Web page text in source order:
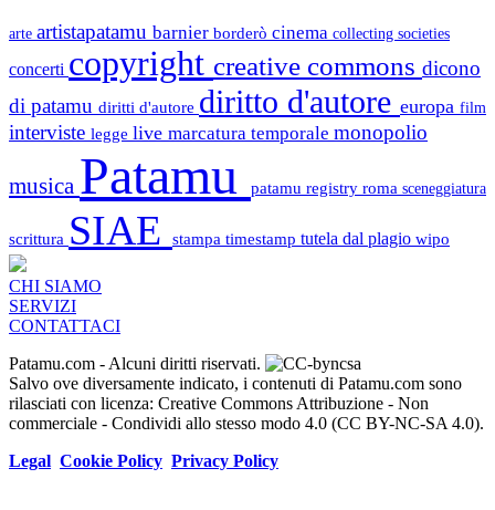
arte artistapatamu barnier borderò cinema collecting societies
concerti copyright creative commons dicono
di patamu diritti d'autore diritto d'autore europa film
interviste legge live marcatura temporale monopolio
musica Patamu patamu registry roma sceneggiatura
scrittura SIAE stampa timestamp tutela dal plagio wipo
CHI SIAMO
SERVIZI
CONTATTACI
Patamu.com - Alcuni diritti riservati.
Salvo ove diversamente indicato, i contenuti di Patamu.com sono
rilasciati con licenza: Creative Commons Attribuzione - Non
commerciale - Condividi allo stesso modo 4.0 (CC BY-NC-SA 4.0).
Legal Cookie Policy Privacy Policy